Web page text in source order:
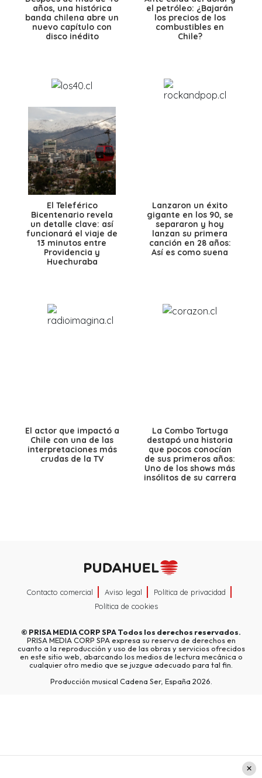
años, una histórica
banda chilena abre un
nuevo capítulo con
disco inédito
el petróleo: ¿Bajarán
los precios de los
combustibles en
Chile?
El Teleférico
Bicentenario revela
un detalle clave: así
funcionará el viaje de
13 minutos entre
Providencia y
Huechuraba
Lanzaron un éxito
gigante en los 90, se
separaron y hoy
lanzan su primera
canción en 28 años:
Así es como suena
El actor que impactó a
Chile con una de las
interpretaciones más
crudas de la TV
La Combo Tortuga
destapó una historia
que pocos conocían
de sus primeros años:
Uno de los shows más
insólitos de su carrera
Contacto comercial Aviso legal
Política de privacidad
Política de cookies
© PRISA MEDIA CORP SPATodos los derechos reservados.
PRISA MEDIA CORP SPA expresa su reserva de derechos en
cuanto a la reproducción y uso de las obras y servicios ofrecidos
en este sitio web, abarcando los medios de lectura mecánica o
cualquier otro medio que se juzgue adecuado para tal fin.
Producción musical Cadena Ser, España 2026.